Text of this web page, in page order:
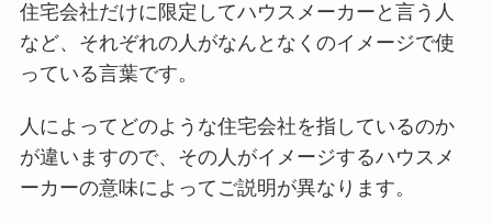
住宅会社だけに限定してハウスメーカーと言う人
など、それぞれの人がなんとなくのイメージで使
っている言葉です。
人によってどのような住宅会社を指しているのか
が違いますので、その人がイメージするハウスメ
ーカーの意味によってご説明が異なります。